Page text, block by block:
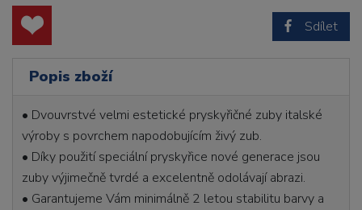
Sdílet
Popis zboží
• Dvouvrstvé velmi estetické pryskyřičné zuby italské
výroby s povrchem napodobujícím živý zub.
• Díky použití speciální pryskyřice nové generace jsou
zuby výjimečně tvrdé a excelentně odolávají abrazi.
• Garantujeme Vám minimálně 2 letou stabilitu barvy a